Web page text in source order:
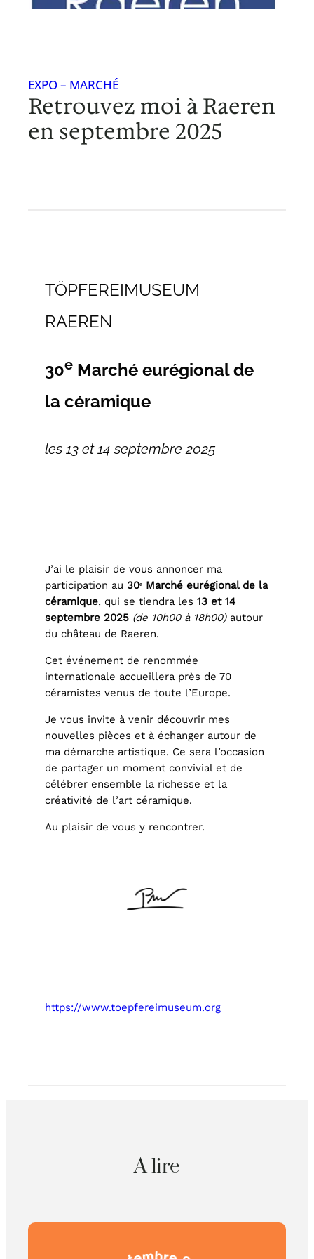
EXPO – MARCHÉ
Retrouvez moi à Raeren
en septembre 2025
TÖPFEREIMUSEUM
RAEREN
30e Marché eurégional de
la céramique
les 13 et 14 septembre 2025
J’ai le plaisir de vous annoncer ma
participation au30ᵉ Marché eurégional de la
céramique, qui se tiendra les13 et 14
septembre 2025 (de 10h00 à 18h00)autour
du château de Raeren.
Cet événement de renommée
internationale accueillera près de 70
céramistes venus de toute l’Europe.
Je vous invite à venir découvrir mes
nouvelles pièces et à échanger autour de
ma démarche artistique. Ce sera l’occasion
de partager un moment convivial et de
célébrer ensemble la richesse et la
créativité de l’art céramique.
Au plaisir de vous y rencontrer.
https://www.toepfereimuseum.org
A lire